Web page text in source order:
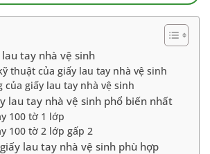
tay nhà vệ sinh
thuật của giấy lau tay nhà vệ sinh
của giấy lau tay nhà vệ sinh
lau tay nhà vệ sinh phổ biến nhất
100 tờ 1 lớp
100 tờ 2 lớp gấp 2
lau tay nhà vệ sinh phù hợp